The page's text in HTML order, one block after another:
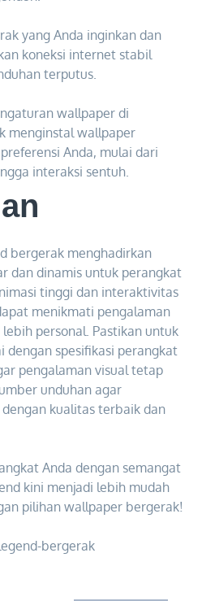
yang Anda inginkan dan
koneksi internet stabil
terputus.
wallpaper di
menginstal wallpaper
Anda, mulai dari
interaksi sentuh.
bergerak menghadirkan
dan dinamis untuk perangkat
tinggi dan interaktivitas
menikmati pengalaman
personal. Pastikan untuk
dengan spesifikasi perangkat
pengalaman visual tetap
unduhan agar
kualitas terbaik dan
Anda dengan semangat
kini menjadi lebih mudah
pilihan wallpaper bergerak!
bergerak